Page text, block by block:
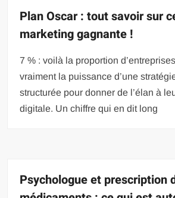
Plan Oscar : tout savoir sur
marketing gagnante !
7 % : voilà la proportion
vraiment la puissance d’une
structurée pour donner de l’élan à
digitale. Un chiffre qui en dit long
Psychologue et prescription